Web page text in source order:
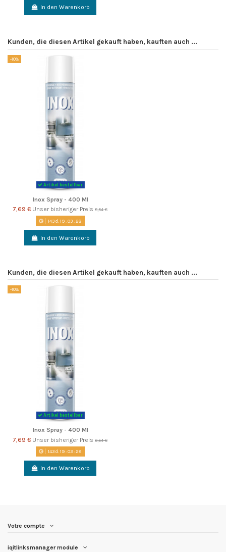
In den Warenkorb
Kunden, die diesen Artikel gekauft haben, kauften auch ...
-10%
Artikel bestellbar
Inox Spray - 400 Ml
7,69 € Unser bisheriger Preis 8,54 €
143d. 19:03:27
In den Warenkorb
Kunden, die diesen Artikel gekauft haben, kauften auch ...
-10%
Artikel bestellbar
Inox Spray - 400 Ml
7,69 € Unser bisheriger Preis 8,54 €
143d. 19:03:27
In den Warenkorb
Votre compte
iqitlinksmanager module